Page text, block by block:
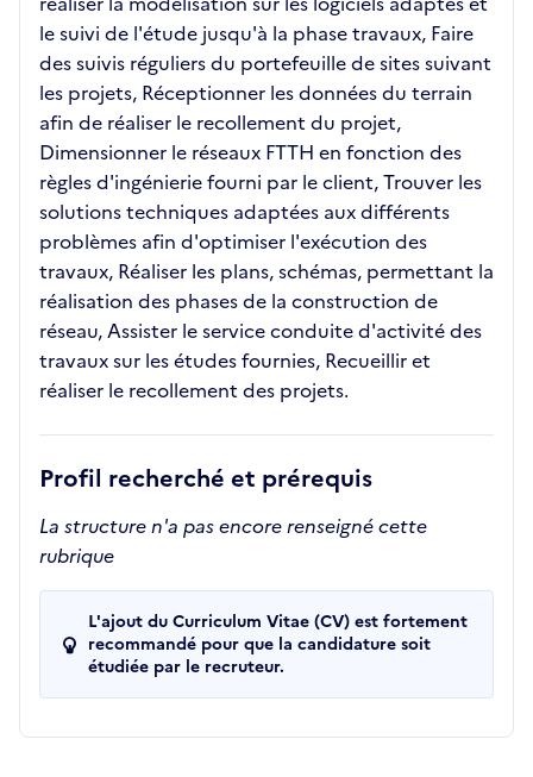
le suivi de l'étude jusqu'à la phase travaux, Faire
des suivis réguliers du portefeuille de sites suivant
les projets, Réceptionner les données du terrain
afin de réaliser le recollement du projet,
Dimensionner le réseaux FTTH en fonction des
règles d'ingénierie fourni par le client, Trouver les
solutions techniques adaptées aux différents
problèmes afin d'optimiser l'exécution des
travaux, Réaliser les plans, schémas, permettant la
réalisation des phases de la construction de
réseau, Assister le service conduite d'activité des
travaux sur les études fournies, Recueillir et
réaliser le recollement des projets.
Profil recherché et prérequis
La structure n'a pas encore renseigné cette
rubrique
L'ajout du Curriculum Vitae (CV) est fortement
recommandé pour que la candidature soit
étudiée par le recruteur.